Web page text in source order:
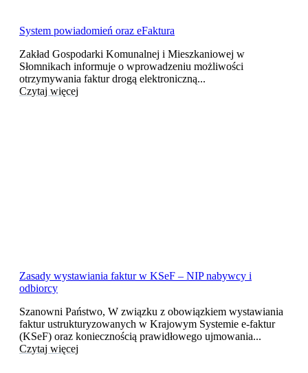
System powiadomień oraz eFaktura
Zakład Gospodarki Komunalnej i Mieszkaniowej w
Słomnikach informuje o wprowadzeniu możliwości
otrzymywania faktur drogą elektroniczną...
Czytaj więcej
Zasady wystawiania faktur w KSeF – NIP nabywcy i
odbiorcy
Szanowni Państwo, W związku z obowiązkiem wystawiania
faktur ustrukturyzowanych w Krajowym Systemie e-faktur
(KSeF) oraz koniecznością prawidłowego ujmowania...
Czytaj więcej